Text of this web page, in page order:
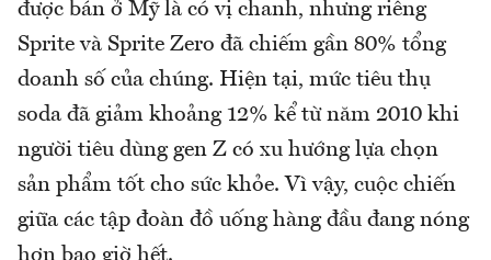
được bán ở Mỹ là có vị chanh, nhưng riêng
Sprite và Sprite Zero đã chiếm gần 80% tổng
doanh số của chúng. Hiện tại, mức tiêu thụ
soda đã giảm khoảng 12% kể từ năm 2010 khi
người tiêu dùng gen Z có xu hướng lựa chọn
sản phẩm tốt cho sức khỏe. Vì vậy, cuộc chiến
giữa các tập đoàn đồ uống hàng đầu đang nóng
hơn bao giờ hết.